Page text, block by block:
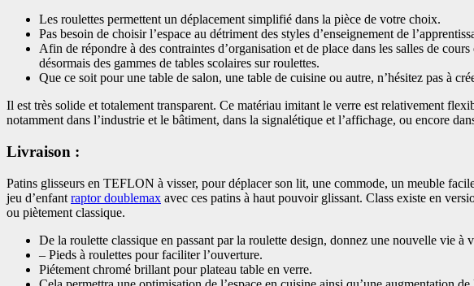
Les roulettes permettent un déplacement simplifié dans la pièce de votre choix.
Pas besoin de choisir l’espace au détriment des styles d’enseignement de
Afin de répondre à des contraintes d’organisation et de place dans les salles de
désormais des gammes de tables scolaires sur roulettes.
Que ce soit pour une table de salon, une table de cuisine ou autre, n’hésitez pas à
Il est très solide et totalement transparent. Ce matériau imitant le verre est relativement
notamment dans l’industrie et le bâtiment, dans la signalétique et l’affichage, ou encore
Livraison :
Patins glisseurs en TEFLON à visser, pour déplacer son lit, une commode, un meuble
jeu d’enfant raptor doublemax avec ces patins à haut pouvoir glissant. Class existe en
ou piètement classique.
De la roulette classique en passant par la roulette design, donnez une nouvelle vie à
– Pieds à roulettes pour faciliter l’ouverture.
Piétement chromé brillant pour plateau table en verre.